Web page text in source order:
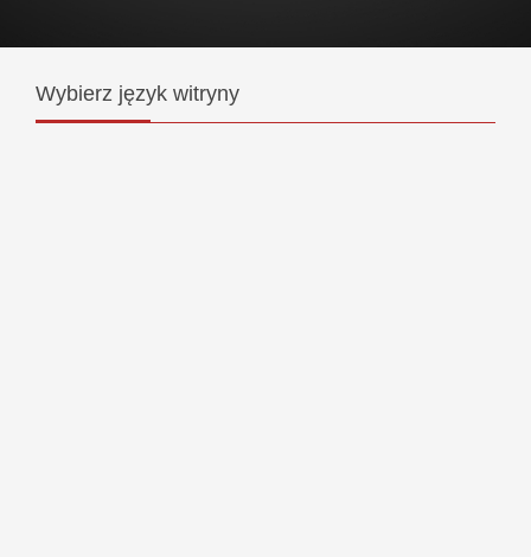
Wybierz język witryny